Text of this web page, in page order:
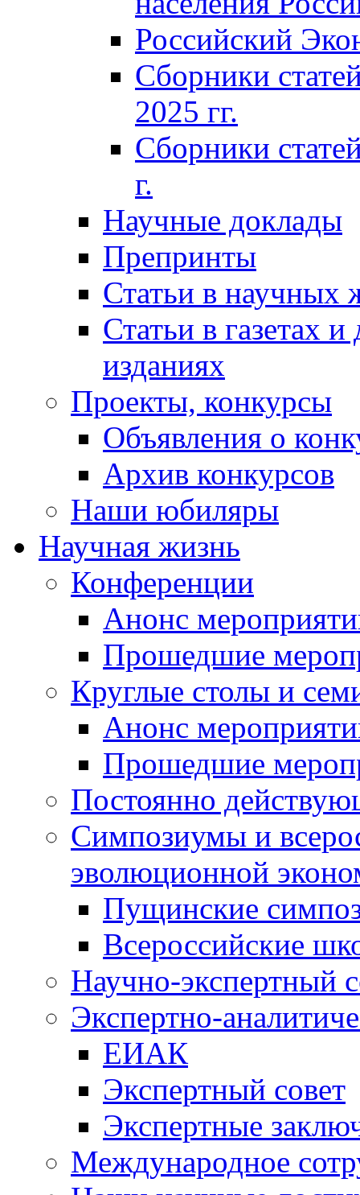
Российский
Сборники
2025 гг.
Сборники
г.
Научные доклады
Препринты
Статьи в научных
Статьи в газетах
изданиях
Проекты, конкурсы
Объявления о
Архив конкурсов
Наши юбиляры
Научная жизнь
Конференции
Анонс
Прошедшие
Круглые столы и
Анонс
Прошедшие
Постоянно
Симпозиумы и
эволюционной
Пущинские
Всероссийские
Научно-экспертный
Экспертно-
ЕИАК
Экспертный совет
Экспертные
Международное